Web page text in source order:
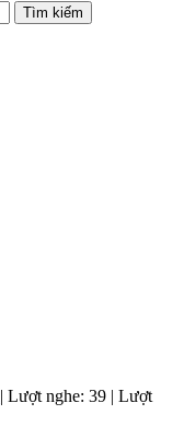
| Lượt nghe: 39 | Lượt